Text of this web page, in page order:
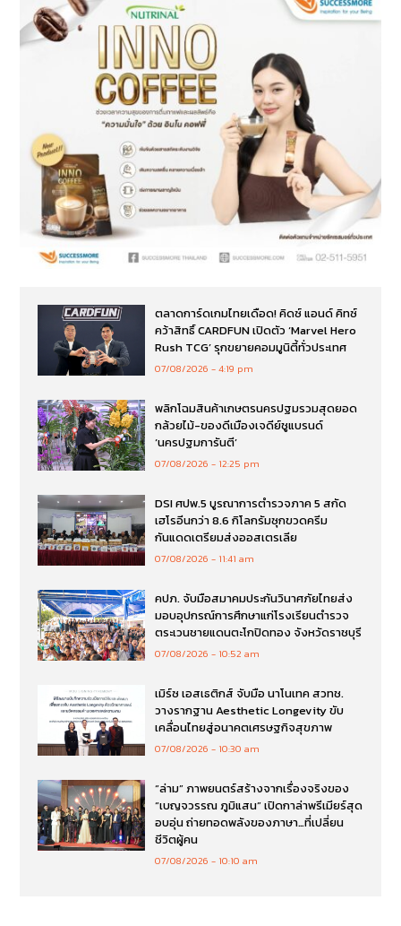
ตลาดการ์ดเกมไทยเดือด! คิดซ์ แอนด์ คิทซ์
คว้าสิทธิ์ CARDFUN เปิดตัว ‘Marvel Hero
Rush TCG’ รุกขยายคอมมูนิตี้ทั่วประเทศ
07/08/2026 4:19 pm
พลิกโฉมสินค้าเกษตรนครปฐมรวมสุดยอด
กล้วยไม้-ของดีเมืองเจดีย์ชูแบรนด์
‘นครปฐมการันตี’
07/08/2026 12:25 pm
DSI ศปพ.5 บูรณาการตำรวจภาค 5 สกัด
เฮโรอีนกว่า 8.6 กิโลกรัมซุกขวดครีม
กันแดดเตรียมส่งออสเตรเลีย
07/08/2026 11:41 am
คปภ. จับมือสมาคมประกันวินาศภัยไทยส่ง
มอบอุปกรณ์การศึกษาแก่โรงเรียนตำรวจ
ตระเวนชายแดนตะโกปิดทอง จังหวัดราชบุรี
07/08/2026 10:52 am
เมิร์ซ เอสเธติกส์ จับมือ นาโนเทค สวทช.
วางรากฐาน Aesthetic Longevity ขับ
เคลื่อนไทยสู่อนาคตเศรษฐกิจสุขภาพ
07/08/2026 10:30 am
“ล่าม” ภาพยนตร์สร้างจากเรื่องจริงของ
“เบญจวรรณ ภูมิแสน” เปิดกาล่าพรีเมียร์สุด
อบอุ่น ถ่ายทอดพลังของภาษา…ที่เปลี่ยน
ชีวิตผู้คน
07/08/2026 10:10 am